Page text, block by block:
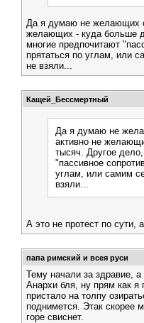
Да я думаю не желающих
желающих - куда больше
многие предпочитают
прятаться по углам, или
не взяли...
Кащей_Бессмертный
Да я думаю не
активно не
тысяч. Другое
"пассивное
углам, или самим
взяли...
А это не протест по сути,
папа римский и всея руси
Тему начали за здравие,
Анархи бля, ну прям как я
пристало на толпу
поднимется. Этак скорее
горе свиснет.